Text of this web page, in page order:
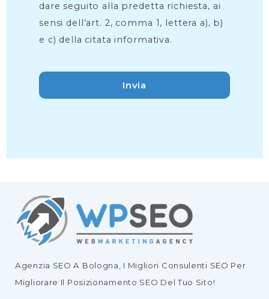
dare seguito alla predetta richiesta, ai
sensi dell’art. 2, comma 1, lettera a), b)
e c) della citata informativa.
Agenzia SEO A Bologna, I Migliori Consulenti SEO Per
Migliorare Il Posizionamento SEO Del Tuo Sito!